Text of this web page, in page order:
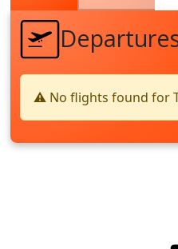
⚠️ No flights found for